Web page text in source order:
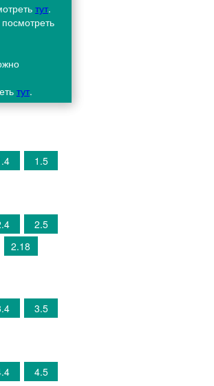
тут.
тут.
1.5
2.5
2.18
3.5
4.5